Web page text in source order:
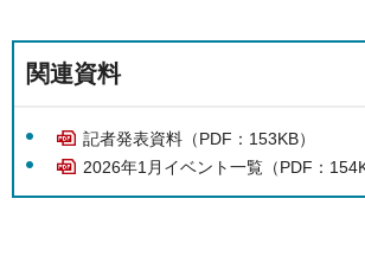
関連資料
記者発表資料（PDF：153KB）
2026年1月イベント一覧（PDF：